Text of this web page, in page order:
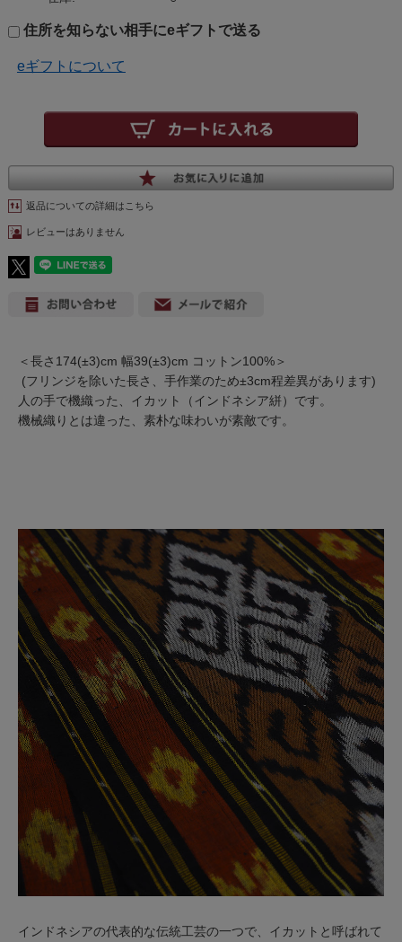
住所を知らない相手にeギフトで送る
eギフトについて
返品についての詳細はこちら
レビューはありません
＜長さ174(±3)cm 幅39(±3)cm コットン100%＞
(フリンジを除いた長さ、手作業のため±3cm程差異があります)
人の手で機織った、イカット（インドネシア絣）です。
機械織りとは違った、素朴な味わいが素敵です。
インドネシアの代表的な伝統工芸の一つで、イカットと呼ばれて